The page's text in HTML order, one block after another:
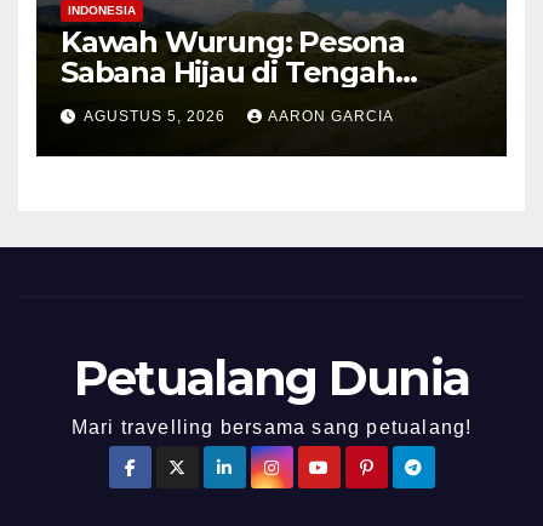
INDONESIA
Kawah Wurung: Pesona
Sabana Hijau di Tengah
Pegunungan Bondowoso
AGUSTUS 5, 2026 AARON GARCIA
Petualang Dunia
Mari travelling bersama sang petualang!